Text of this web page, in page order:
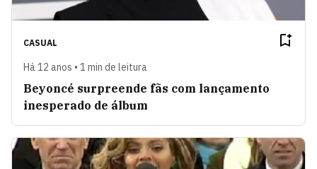
CASUAL
Há 12 anos • 1 min de leitura
Beyoncé surpreende fãs com lançamento
inesperado de álbum